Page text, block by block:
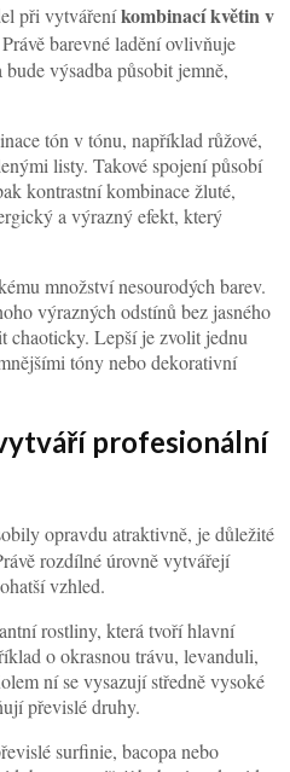
při vytvářeníkombinací květin v
barevné ladění ovlivňuje
výsadba působit jemně,
tón v tónu, například růžové,
listy. Takové spojení působí
kontrastní kombinace žluté,
a výrazný efekt, který
množství nesourodých barev.
výrazných odstínů bez jasného
chaoticky. Lepší je zvolit jednu
tóny nebo dekorativní
profesionální
opravdu atraktivně, je důležité
rozdílné úrovně vytvářejí
vzhled.
rostliny, která tvoří hlavní
o okrasnou trávu, levanduli,
ní se vysazují středně vysoké
převislé druhy.
surfinie, bacopa nebo